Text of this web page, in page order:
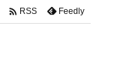
 RSS Feedly